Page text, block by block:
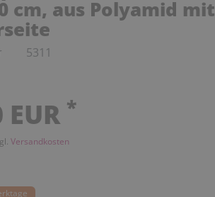
cm, aus Polyamid mit
5311
*
Versandkosten